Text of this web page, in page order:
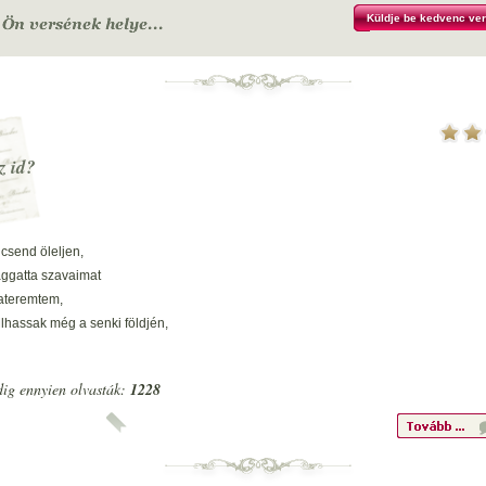
Küldje be kedvenc
id?
öleljen,
szavaimat
még a senki földjén,
szégyentelen.
ennyien olvasták: 1228